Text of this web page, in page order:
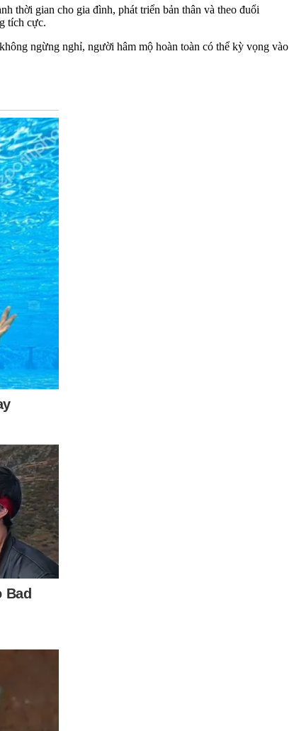
thời gian cho gia đình, phát triển bản thân và theo đuổi
tích cực.
ngừng nghỉ, người hâm mộ hoàn toàn có thể kỳ vọng vào